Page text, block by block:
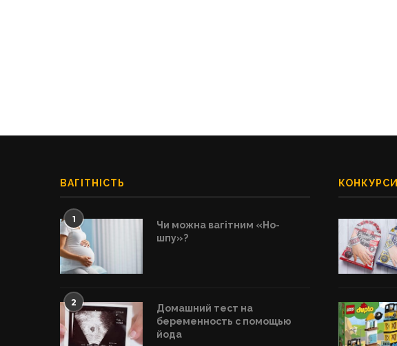
ВАГІТНІСТЬ
1
Чи можна вагітним «Но-
шпу»?
2
Домашний тест на
беременность с помощью
йода
КОНКУРСИ